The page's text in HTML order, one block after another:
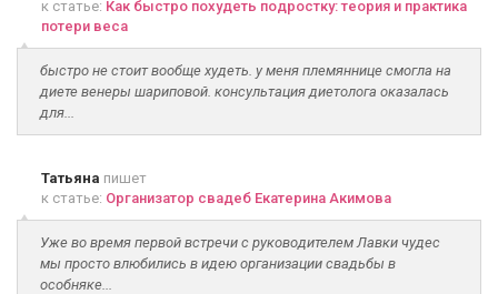
к статье: Как быстро похудеть подростку: теория и практика
потери веса
быстро не стоит вообще худеть. у меня племяннице смогла на
диете венеры шариповой. консультация диетолога оказалась
для...
Татьяна пишет
к статье: Организатор свадеб Екатерина Акимова
Уже во время первой встречи с руководителем Лавки чудес
мы просто влюбились в идею организации свадьбы в
особняке...